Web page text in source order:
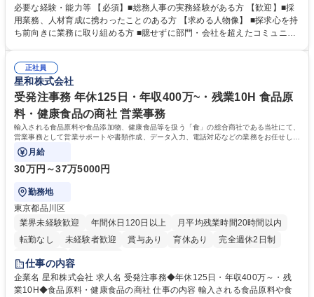
務全般を担当していただきます。 【主な業務内容】 ■採用関係業務および
人材育成(社員研修)業務の推進 ■中期経営計画および予算等の管理 ■設備
投資計画等の策定 ■社内の重要会議の運営 ■その他総務人事業務全般 【入
務人事】経験者歓迎！/阪急阪神HDグループ/年休124日
必要な経験・能力等 【必須】■総務人事の実務経験がある方 【歓迎】■採
用業務、人材育成に携わったことのある方 【求める人物像】 ■探求心を持
ち前向きに業務に取り組める方 ■臆せずに部門・会社を超えたコミュニケ
囲のメンバーと協調しつつ主体性を持って能動的に業務を推進できる方 学
歴・資格 学歴：大学院 大学 高専 短大 専修学校 高校 語学力： 資格：
正社員
星和株式会社
受発注事務 年休125日・年収400万~・残業10H 食品原
料・健康食品の商社 営業事務
輸入される食品原料や食品添加物、健康食品等を扱う「食」の総合商社である当社にて、
営業事務として営業サポートや書類作成、データ入力、電話対応などの業務をお任せしま
す。
月給
30万円～37万5000円
勤務地
東京都品川区
業界未経験歓迎
年間休日120日以上
月平均残業時間20時間以内
転勤なし
未経験者歓迎 賞与あり 育休あり
完全週休2日制
交通費支給
仕事の内容
企業名 星和株式会社 求人名 受発注事務◆年休125日・年収400万～・残
業10H◆食品原料・健康食品の商社 仕事の内容 輸入される食品原料や食